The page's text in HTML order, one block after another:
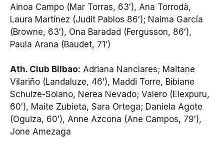
Ainoa Campo (Mar Torras, 63′), Ana Torrodà,
Laura Martínez (Judit Pablos 86′); Naima García
(Browne, 63′), Ona Baradad (Fergusson, 86′),
Paula Arana (Baudet, 71′)
Ath. Club Bilbao: Adriana Nanclares; Maitane
Vilariño (Landaluze, 46′), Maddi Torre, Bibiane
Schulze-Solano, Nerea Nevado; Valero (Elexpuru,
60′), Maite Zubieta, Sara Ortega; Daniela Agote
(Oguiza, 60′), Anne Azcona (Ane Campos, 79′),
Jone Amezaga